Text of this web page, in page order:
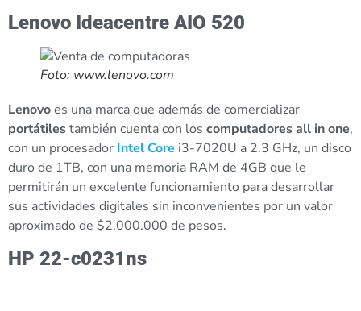
Lenovo Ideacentre AIO 520
Foto: www.lenovo.com
Lenovoes una marca que además de comercializar
portátilestambién cuenta con los computadores all in one,
con un procesador Intel Core i3-7020U a 2.3 GHz, un disco
duro de 1TB, con una memoria RAM de 4GB que le
permitirán un excelente funcionamiento para desarrollar
sus actividades digitales sin inconvenientes por un valor
aproximado de $2.000.000 de pesos.
HP 22-c0231ns